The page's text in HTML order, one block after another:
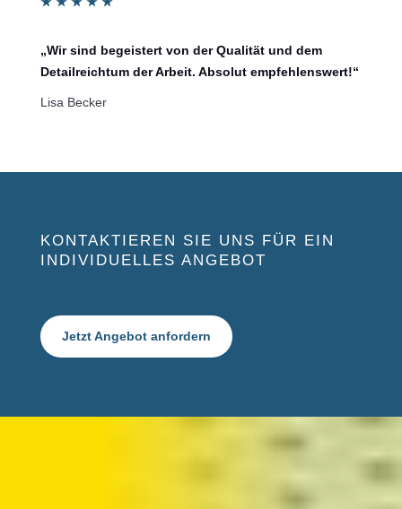
„Wir sind begeistert von der Qualität und dem
Detailreichtum der Arbeit. Absolut empfehlenswert!“
Lisa Becker
KONTAKTIEREN SIE UNS FÜR EIN
INDIVIDUELLES ANGEBOT
Jetzt Angebot anfordern